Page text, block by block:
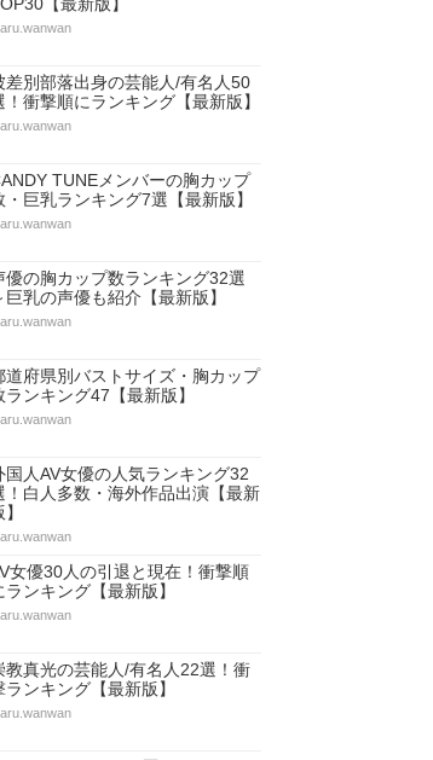
差別部落出身の芸能人/有名人50
！衝撃順にランキング【最新版】
TUNEメンバーの胸カップ
・巨乳ランキング7選【最新版】
優の胸カップ数ランキング32選
巨乳の声優も紹介【最新版】
道府県別バストサイズ・胸カップ
ランキング47【最新版】
国人AV女優の人気ランキング32
！白人多数・海外作品出演【最新
女優30人の引退と現在！衝撃順
ランキング【最新版】
教真光の芸能人/有名人22選！衝
ランキング【最新版】